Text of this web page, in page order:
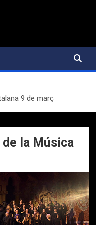
9 de març
de la Música